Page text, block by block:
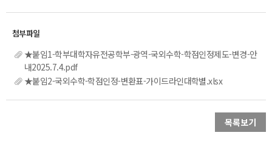
★붙임1-학부대학자유전공학부-광역-국외수학-학점인정제도-변경-안
내2025.7.4.pdf
★붙임2-국외수학-학점인정-변환표-가이드라인대학별.xlsx
목록보기